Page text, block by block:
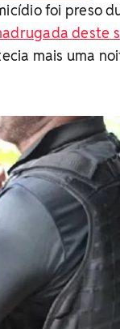
foi preso
deste
mais uma